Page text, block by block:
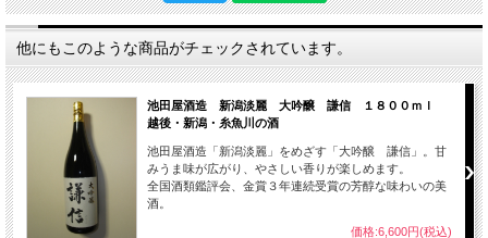
他にもこのような商品がチェックされています。
池田屋酒造 新潟淡麗 大吟醸 謙信 １８００ｍｌ
越後・新潟・糸魚川の酒
池田屋酒造「新潟淡麗」をめざす「大吟醸 謙信」。甘
みうま味が広がり、やさしい香りが楽しめます。
全国酒類鑑評会、金賞３年連続受賞の芳醇な味わいの美
酒。
価格:6,600円(税込)